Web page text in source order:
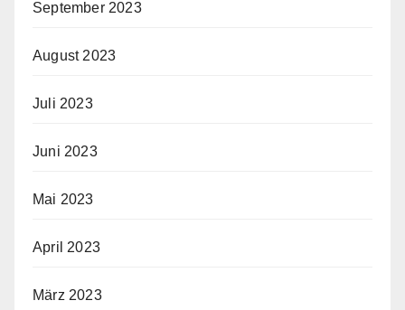
September 2023
August 2023
Juli 2023
Juni 2023
Mai 2023
April 2023
März 2023